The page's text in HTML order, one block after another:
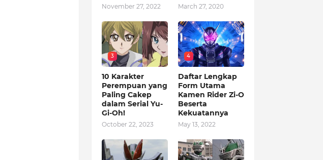
November 27, 2022 March 27, 2020
3
10 Karakter
Perempuan yang
Paling Cakep
dalam Serial Yu-
Gi-Oh!
October 22, 2023
4
Daftar Lengkap
Form Utama
Kamen Rider Zi-O
Beserta
Kekuatannya
May 13, 2022